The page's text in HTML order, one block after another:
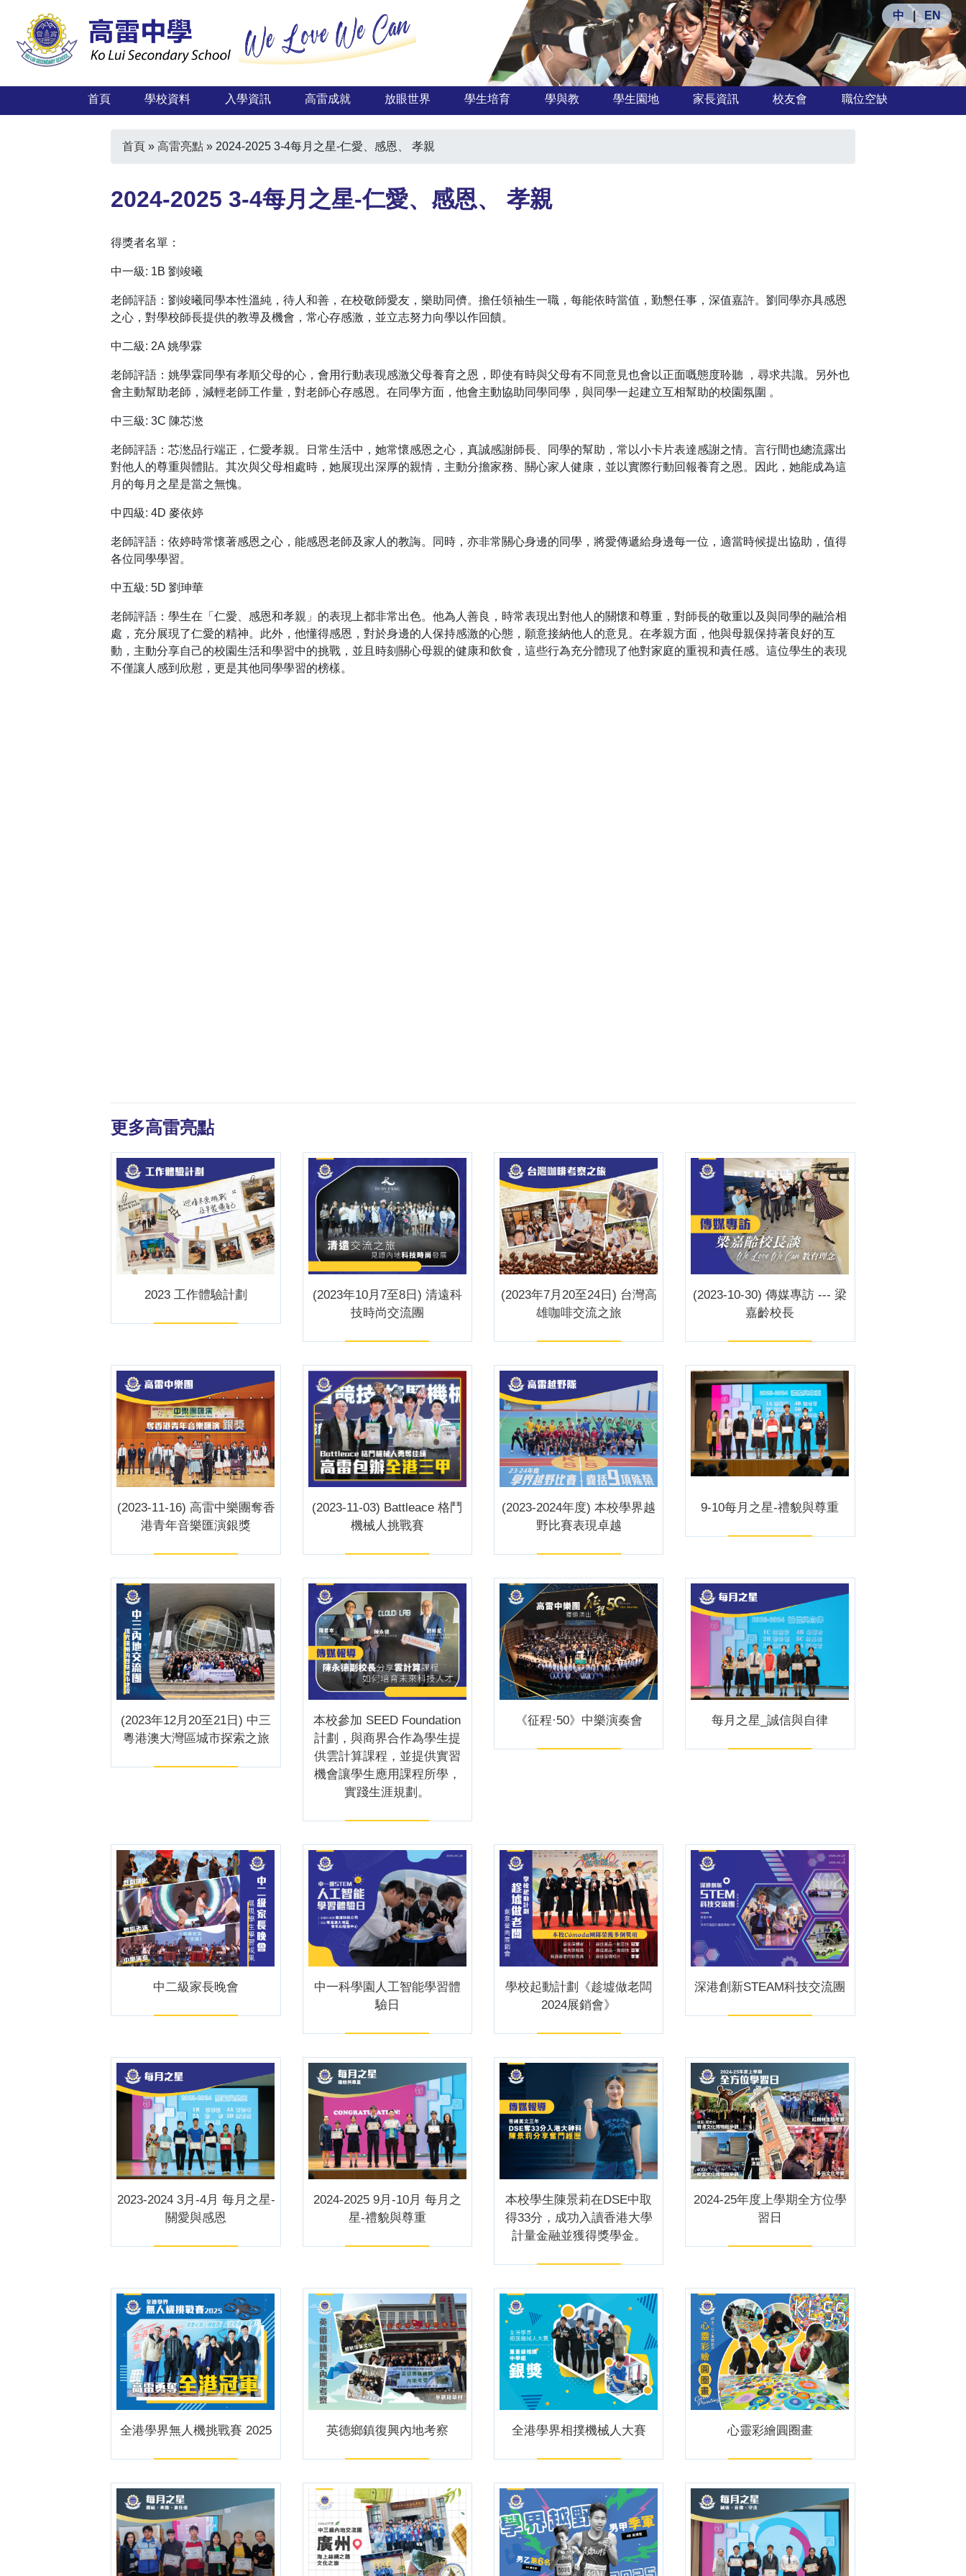
中 | EN
首頁 學校資料 入學資訊 高雷成就 放眼世界 學生培育 學與教 學生園地 家長資訊 校友會 職位空缺
首頁 »高雷亮點 » 2024-2025 3-4每月之星-仁愛、感恩、 孝親
2024-2025 3-4每月之星-仁愛、感恩、 孝親
得獎者名單：
中一級: 1B 劉竣曦
老師評語：劉竣曦同學本性溫純，待人和善，在校敬師愛友，樂助同儕。擔任領袖生一職，每能依時當值，勤懇任事，深值嘉許。劉同學亦具感恩
之心，對學校師長提供的教導及機會，常心存感激，並立志努力向學以作回饋。
中二級: 2A 姚學霖
老師評語：姚學霖同學有孝順父母的心，會用行動表現感激父母養育之恩，即使有時與父母有不同意見也會以正面嘅態度聆聽 ，尋求共識。另外也
會主動幫助老師，減輕老師工作量，對老師心存感恩。在同學方面，他會主動協助同學同學，與同學一起建立互相幫助的校園氛圍 。
中三級: 3C 陳芯滺
老師評語：芯滺品行端正，仁愛孝親。日常生活中，她常懷感恩之心，真誠感謝師長、同學的幫助，常以小卡片表達感謝之情。言行間也總流露出
對他人的尊重與體貼。其次與父母相處時，她展現出深厚的親情，主動分擔家務、關心家人健康，並以實際行動回報養育之恩。因此，她能成為這
月的每月之星是當之無愧。
中四級: 4D 麥依婷
老師評語：依婷時常懷著感恩之心，能感恩老師及家人的教誨。同時，亦非常關心身邊的同學，將愛傳遞給身邊每一位，適當時候提出協助，值得
各位同學學習。
中五級: 5D 劉珅華
老師評語：學生在「仁愛、感恩和孝親」的表現上都非常出色。他為人善良，時常表現出對他人的關懷和尊重，對師長的敬重以及與同學的融洽相
處，充分展現了仁愛的精神。此外，他懂得感恩，對於身邊的人保持感激的心態，願意接納他人的意見。在孝親方面，他與母親保持著良好的互
動，主動分享自己的校園生活和學習中的挑戰，並且時刻關心母親的健康和飲食，這些行為充分體現了他對家庭的重視和責任感。這位學生的表現
不僅讓人感到欣慰，更是其他同學學習的榜樣。
更多高雷亮點
2023 工作體驗計劃
(2023年10月7至8日) 清遠科
技時尚交流團
(2023年7月20至24日) 台灣高
雄咖啡交流之旅
(2023-10-30) 傳媒專訪 --- 梁
嘉齡校長
(2023-11-16) 高雷中樂團奪香
港青年音樂匯演銀獎
(2023-11-03) Battleace 格鬥
機械人挑戰賽
(2023-2024年度) 本校學界越
野比賽表現卓越
9-10每月之星-禮貌與尊重
(2023年12月20至21日) 中三
粵港澳大灣區城市探索之旅
本校參加 SEED Foundation
計劃，與商界合作為學生提
供雲計算課程，並提供實習
機會讓學生應用課程所學，
實踐生涯規劃。
《征程·50》中樂演奏會 每月之星_誠信與自律
中二級家長晚會
中一科學園人工智能學習體
驗日
學校起動計劃《趁墟做老闆
2024展銷會》
深港創新STEAM科技交流團
2023-2024 3月-4月 每月之星-
關愛與感恩
2024-2025 9月-10月 每月之
星-禮貌與尊重
本校學生陳景莉在DSE中取
得33分，成功入讀香港大學
計量金融並獲得獎學金。
2024-25年度上學期全方位學
習日
全港學界無人機挑戰賽 2025 英德鄉鎮復興內地考察 全港學界相撲機械人大賽 心靈彩繪圓圈畫